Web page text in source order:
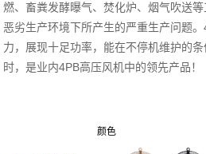
燃、畜粪发酵曝气、焚化炉、烟气吹送
恶劣生产环境下所产生的严重生产问题
力，展现十足功率，能在不停机维护的
时，是业内4PB高压风机中的领先产品！
颜色